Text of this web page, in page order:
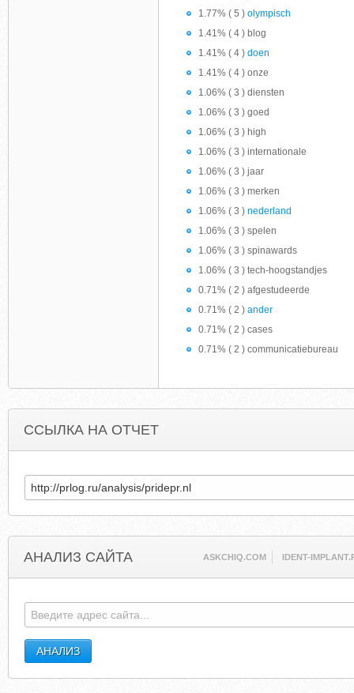
1.77% ( 5 ) olympisch
1.41% ( 4 ) blog
1.41% ( 4 ) doen
1.41% ( 4 ) onze
1.06% ( 3 ) diensten
1.06% ( 3 ) goed
1.06% ( 3 ) high
1.06% ( 3 ) internationale
1.06% ( 3 ) jaar
1.06% ( 3 ) merken
1.06% ( 3 ) nederland
1.06% ( 3 ) spelen
1.06% ( 3 ) spinawards
1.06% ( 3 ) tech-hoogstandjes
0.71% ( 2 ) afgestudeerde
0.71% ( 2 ) ander
0.71% ( 2 ) cases
0.71% ( 2 ) communicatiebureau
ССЫЛКА НА ОТЧЕТ
АНАЛИЗ САЙТА ASKCHIQ.COM IDENT-